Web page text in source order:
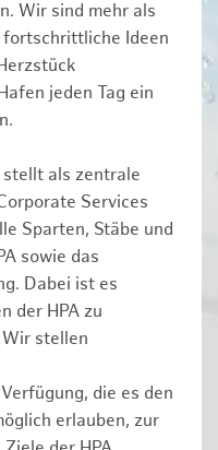
Wir sind mehr als
Ideen
jeden Tag ein
stellt als zentrale
Services
Sparten, Stäbe und
sowie das
Dabei ist es
der HPA zu
stellen
die es den
erlauben, zur